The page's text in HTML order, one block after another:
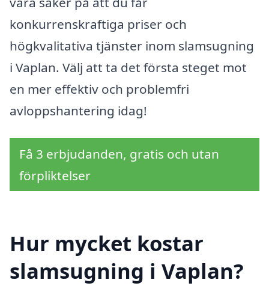
konkurrenskraftiga priser och
högkvalitativa tjänster inom slamsugning
i Vaplan. Välj att ta det första steget mot
en mer effektiv och problemfri
avloppshantering idag!
Få 3 erbjudanden, gratis och utan
förpliktelser
Hur mycket kostar
slamsugning i Vaplan?